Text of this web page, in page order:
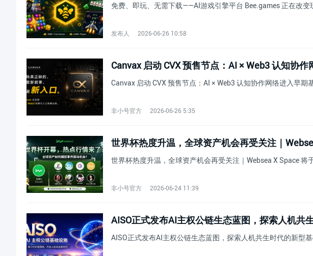
免费、即玩、无需下载——AI游戏引擎平台 Bee.games 正在改变
发布人 2026-06-26 10:58
Canvax 启动 CVX 预售节点：AI × Web3 认知协作网络进入早期
非小号官方 2026-06-26 5:35
世界杯热度升温，全球资产机会再受关注｜
世界杯热度升温，全球资产机会再受关注｜Websea X Space 将
非小号官方 2026-06-24 11:39
AISO正式发布AI主权公链生态蓝图，探索人机共
AISO正式发布AI主权公链生态蓝图，探索人机共生时代的新型